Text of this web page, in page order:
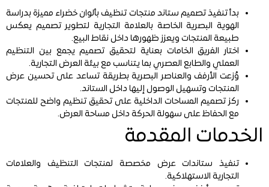
بدأ تنفيذ تصميم ستاند منتجات تنظيف بألوان خضراء مميزة بدراسة
الهوية البصرية الخاصة بالعلامة التجارية لتطوير تصميم يعكس
طبيعة المنتجات ويعزز ظهورها داخل نقاط البيع.
اختار الفريق الخامات بعناية لتحقيق تصميم يجمع بين التنظيم
العملي والطابع العصري بما يتناسب مع بيئة العرض التجارية.
وُزعت الأرفف والعناصر البصرية بطريقة تساعد على تحسين عرض
المنتجات وتسهيل الوصول إليها داخل الستاند.
ركز تصميم المساحات الداخلية على تحقيق تنظيم واضح للمنتجات
مع الحفاظ على سهولة الحركة داخل مساحة العرض.
الخدمات المقدمة
تنفيذ ستاندات عرض مخصصة لمنتجات التنظيف والعلامات
التجارية الاستهلاكية.